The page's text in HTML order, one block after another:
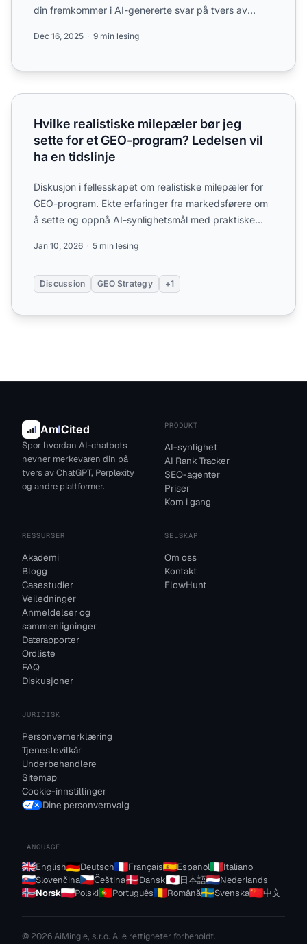
din fremkommer i AI-genererte svar på tvers av
Dec 16, 2025 9 min lesing
Hvilke realistiske milepæler bør jeg sette for et GEO-
Hvilke realistiske milepæler bør jeg
sette for et GEO-program? Ledelsen vil
ha en tidslinje
Diskusjon i fellesskapet om realistiske milepæler for
GEO-program. Ekte erfaringer fra markedsførere om
å sette og oppnå AI-synlighetsmål med praktiske
Jan 10, 2026 5 min lesing
Discussion GEO Strategy +1
AmICited
Spor hvordan AI-chatbots
nevner merkevaren din på
tvers av ChatGPT, Perplexity
og andre plattformer.
PRODUKT
AI-synlighet
AI Rank Tracker
SEO-agenter
Priser
Kom i gang
RESSURSER
Akademi
Blogg
Casestudier
Veiledninger
Anmeldelser og
sammenligninger
Datarapporter
Ordliste
FAQ
Diskusjoner
SELSKAP
Om oss
Kontakt
FlowHunt
JURIDISK
Personvernerklæring
Tjenestevilkår
Underbehandlere
Sitemap
Cookie-innstillinger
Dine personvernvalg
LANGUAGE
English Deutsch Français Español
Italiano
Slovenčina
Čeština Dansk 日本語
Nederlands
Norsk
Polski Português Română Svenska 中文
© 2026 AiMingle, s.r.o. Alle rettigheter forbeholdt.